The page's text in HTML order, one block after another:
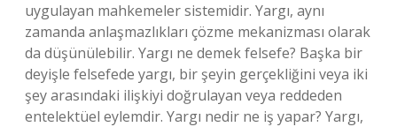
uygulayan mahkemeler sistemidir. Yargı, aynı
zamanda anlaşmazlıkları çözme mekanizması olarak
da düşünülebilir. Yargı ne demek felsefe? Başka bir
deyişle felsefede yargı, bir şeyin gerçekliğini veya iki
şey arasındaki ilişkiyi doğrulayan veya reddeden
entelektüel eylemdir. Yargı nedir ne iş yapar? Yargı,